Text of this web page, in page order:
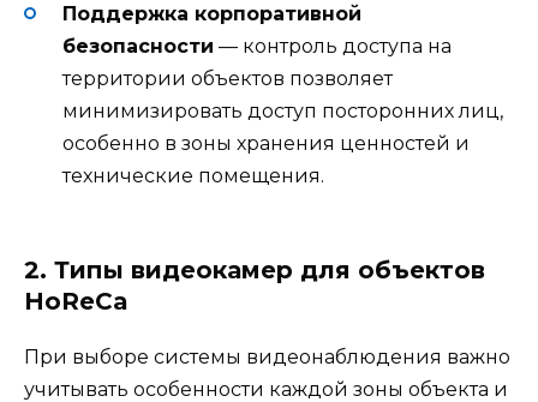
Поддержка корпоративной
безопасности — контроль доступа на
территории объектов позволяет
минимизировать доступ посторонних лиц,
особенно в зоны хранения ценностей и
технические помещения.
2. Типы видеокамер для объектов
HoReCa
При выборе системы видеонаблюдения важно
учитывать особенности каждой зоны объекта и